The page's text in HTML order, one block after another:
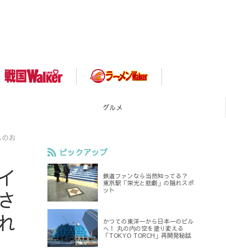
スポット
お
ピックアップ
鉄道ファンなら当然知ってる？
東京駅「栄光と悲劇」の隠れスポ
ット
かつての東洋一から日本一のビル
へ！ 丸の内の空を塗り変える
「TOKYO TORCH」再開発秘話